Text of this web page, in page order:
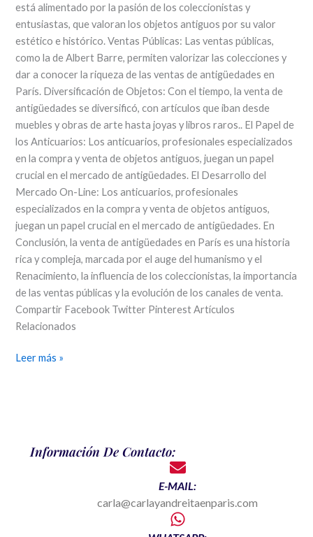
está alimentado por la pasión de los coleccionistas y
entusiastas, que valoran los objetos antiguos por su valor
estético e histórico. Ventas Públicas: Las ventas públicas,
como la de Albert Barre, permiten valorizar las colecciones y
dar a conocer la riqueza de las ventas de antigüedades en
París. Diversificación de Objetos: Con el tiempo, la venta de
antigüedades se diversificó, con artículos que iban desde
muebles y obras de arte hasta joyas y libros raros.. El Papel de
los Anticuarios: Los anticuarios, profesionales especializados
en la compra y venta de objetos antiguos, juegan un papel
crucial en el mercado de antigüedades. El Desarrollo del
Mercado On-Line: Los anticuarios, profesionales
especializados en la compra y venta de objetos antiguos,
juegan un papel crucial en el mercado de antigüedades. En
Conclusión, la venta de antigüedades en París es una historia
rica y compleja, marcada por el auge del humanismo y el
Renacimiento, la influencia de los coleccionistas, la importancia
de las ventas públicas y la evolución de los canales de venta.
Compartir Facebook Twitter Pinterest Artículos
Relacionados
Leer más »
Información De Contacto:
E-MAIL:
carla@carlayandreitaenparis.com